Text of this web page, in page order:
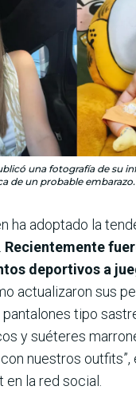
una fotografía de su
de un probable
ha adoptado la
Recientemente
deportivos a
actualizaron sus
pantalones tipo
y suéteres
nuestros outfits”,
la red social.